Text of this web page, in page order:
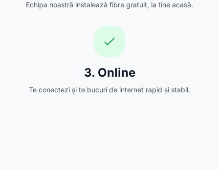
Echipa noastră instalează fibra gratuit, la tine acasă.
3. Online
Te conectezi și te bucuri de internet rapid și stabil.